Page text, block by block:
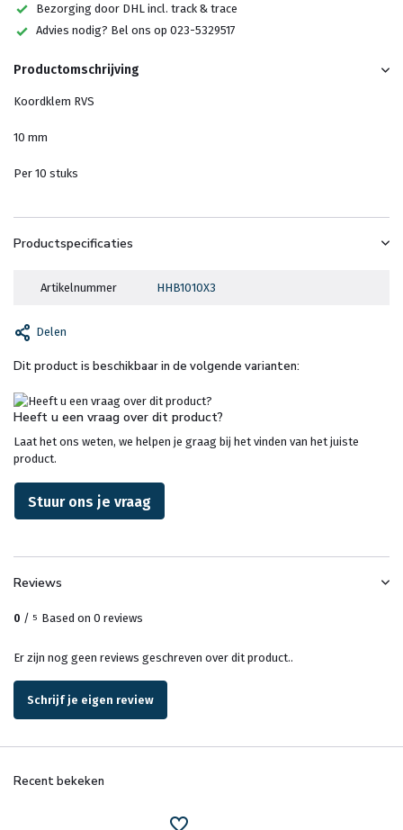
Bezorging door DHL incl. track & trace
Advies nodig? Bel ons op 023-5329517
Productomschrijving
Koordklem RVS
10 mm
Per 10 stuks
Productspecificaties
Artikelnummer HHB1010X3
Delen
Dit product is beschikbaar in de volgende varianten:
Heeft u een vraag over dit product?
Laat het ons weten, we helpen je graag bij het vinden van het juiste
product.
Stuur ons je vraag
Reviews
0 / 5 Based on 0 reviews
Er zijn nog geen reviews geschreven over dit product..
Schrijf je eigen review
Recent bekeken